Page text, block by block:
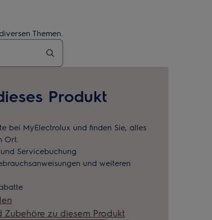
Themen.
Produkt
bei MyElectrolux und finden Sie, alles
Ort.
Servicebuchung
und weiteren
Zubehöre zu diesem Produkt